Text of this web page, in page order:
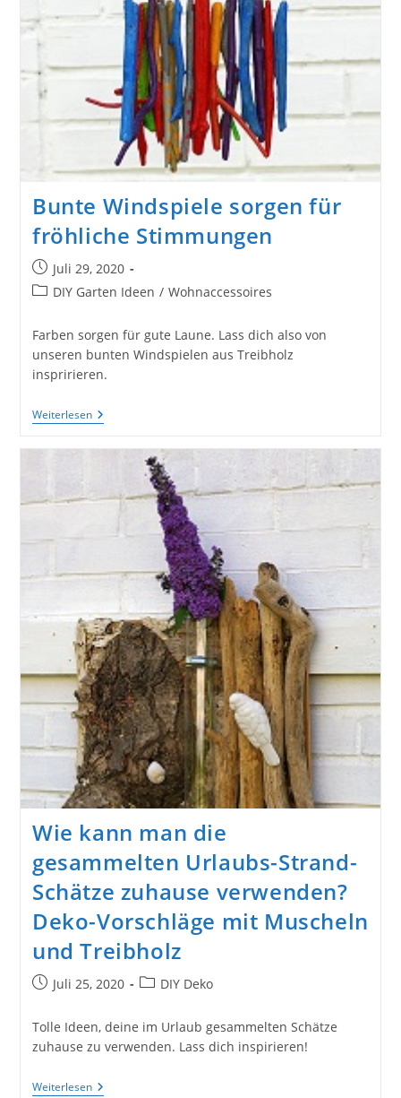
Bunte Windspiele sorgen für
fröhliche Stimmungen
Beitrag
veröffentlicht:
Juli 29, 2020
Beitrags-
DIY Garten Ideen / Wohnaccessoires
Farben sorgen für gute Laune. Lass dich also von
unseren bunten Windspielen aus Treibholz
inspririeren.
WeiterlesenBunte
Windspiele
Fröhliche
Stimmungen
Wie kann man die
gesammelten Urlaubs-Strand-
Schätze zuhause verwenden?
Deko-Vorschläge mit Muscheln
und Treibholz
BeitragJuli 25, 2020
Beitrags-
DIY Deko
Tolle Ideen, deine im Urlaub gesammelten Schätze
zuhause zu verwenden. Lass dich inspirieren!
WeiterlesenWie